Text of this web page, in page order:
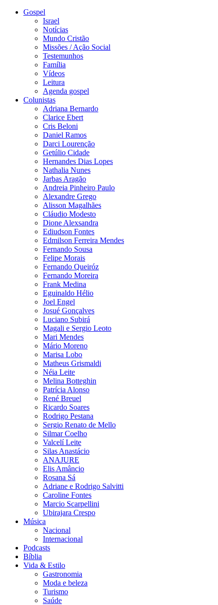
Gospel
Israel
Notícias
Mundo Cristão
Missões / Ação Social
Testemunhos
Família
Vídeos
Leitura
Agenda gospel
Colunistas
Adriana Bernardo
Clarice Ebert
Cris Beloni
Daniel Ramos
Darci Lourenção
Getúlio Cidade
Hernandes Dias Lopes
Nathalia Nunes
Jarbas Aragão
Andreia Pinheiro Paulo
Alexandre Grego
Alisson Magalhães
Cláudio Modesto
Dione Alexsandra
Ediudson Fontes
Edmilson Ferreira Mendes
Fernando Sousa
Felipe Morais
Fernando Queiróz
Fernando Moreira
Frank Medina
Eguinaldo Hélio
Joel Engel
Josué Gonçalves
Luciano Subirá
Magali e Sergio Leoto
Mari Mendes
Mário Moreno
Marisa Lobo
Matheus Grismaldi
Néia Leite
Melina Botteghin
Patrícia Alonso
René Breuel
Ricardo Soares
Rodrigo Pestana
Sergio Renato de Mello
Silmar Coelho
Valcelí Leite
Silas Anastácio
ANAJURE
Elis Amâncio
Rosana Sá
Adriane e Rodrigo Salvitti
Caroline Fontes
Marcio Scarpellini
Ubirajara Crespo
Música
Nacional
Internacional
Podcasts
Bíblia
Vida & Estilo
Gastronomia
Moda e beleza
Turismo
Saúde